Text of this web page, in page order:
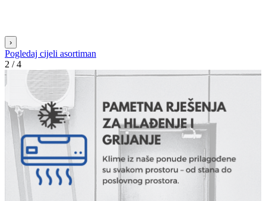
›
Pogledaj cijeli asortiman
3 / 4